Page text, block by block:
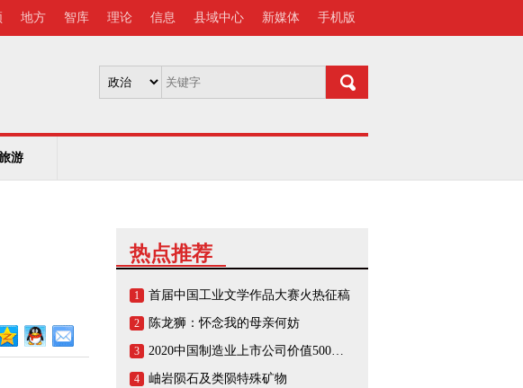
地方 智库 理论 信息 县域中心 新媒体 手机版
游
热点推荐
1 首届中国工业文学作品大赛火热征稿
2 陈龙狮：怀念我的母亲何妨
3 2020中国制造业上市公司价值500强榜单
4 岫岩陨石及类陨特殊矿物